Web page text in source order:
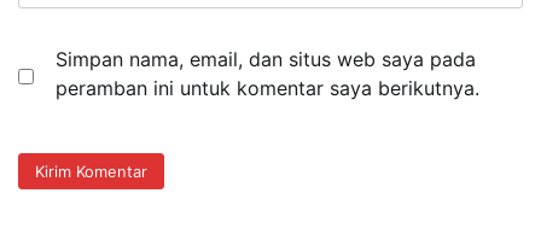
Simpan nama, email, dan situs web saya pada
peramban ini untuk komentar saya berikutnya.